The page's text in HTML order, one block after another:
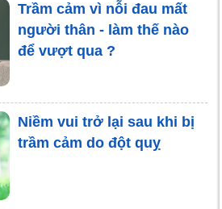
Trầm cảm vì nỗi đau mất
người thân - làm thế nào
để vượt qua ?
Niềm vui trở lại sau khi bị
trầm cảm do đột quỵ